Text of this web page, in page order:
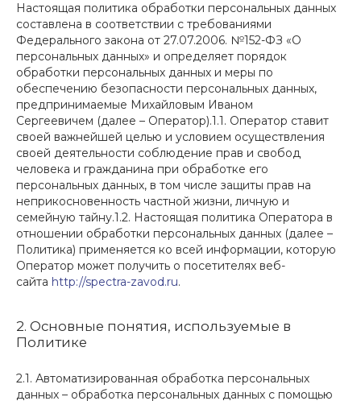
Настоящая политика обработки персональных данных
составлена в соответствии с требованиями
Федерального закона от 27.07.2006. №152-ФЗ «О
персональных данных» и определяет порядок
обработки персональных данных и меры по
обеспечению безопасности персональных данных,
предпринимаемые Михайловым Иваном
Сергеевичем (далее – Оператор).1.1. Оператор ставит
своей важнейшей целью и условием осуществления
своей деятельности соблюдение прав и свобод
человека и гражданина при обработке его
персональных данных, в том числе защиты прав на
неприкосновенность частной жизни, личную и
семейную тайну.1.2. Настоящая политика Оператора в
отношении обработки персональных данных (далее –
Политика) применяется ко всей информации, которую
Оператор может получить о посетителях веб-
сайта http://spectra-zavod.ru.
2. Основные понятия, используемые в
Политике
2.1. Автоматизированная обработка персональных
данных – обработка персональных данных с помощью